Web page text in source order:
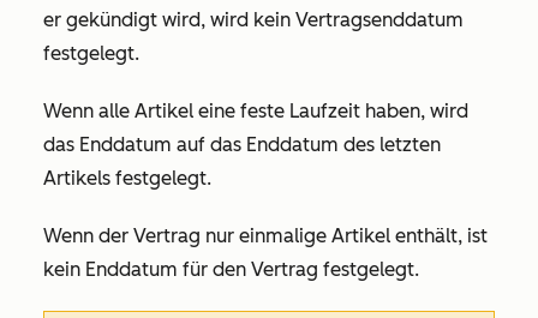
er gekündigt wird, wird kein Vertragsenddatum
festgelegt.
Wenn alle Artikel eine feste Laufzeit haben, wird
das Enddatum auf das Enddatum des letzten
Artikels festgelegt.
Wenn der Vertrag nur einmalige Artikel enthält, ist
kein Enddatum für den Vertrag festgelegt.